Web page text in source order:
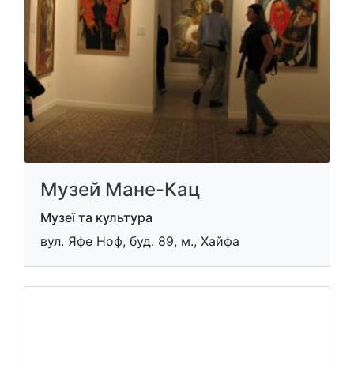
Музей Мане-Кац
Музеї та культура
вул. Яфе Ноф, буд. 89, м., Хайфа